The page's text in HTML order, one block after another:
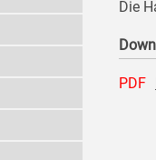
Die
PDF